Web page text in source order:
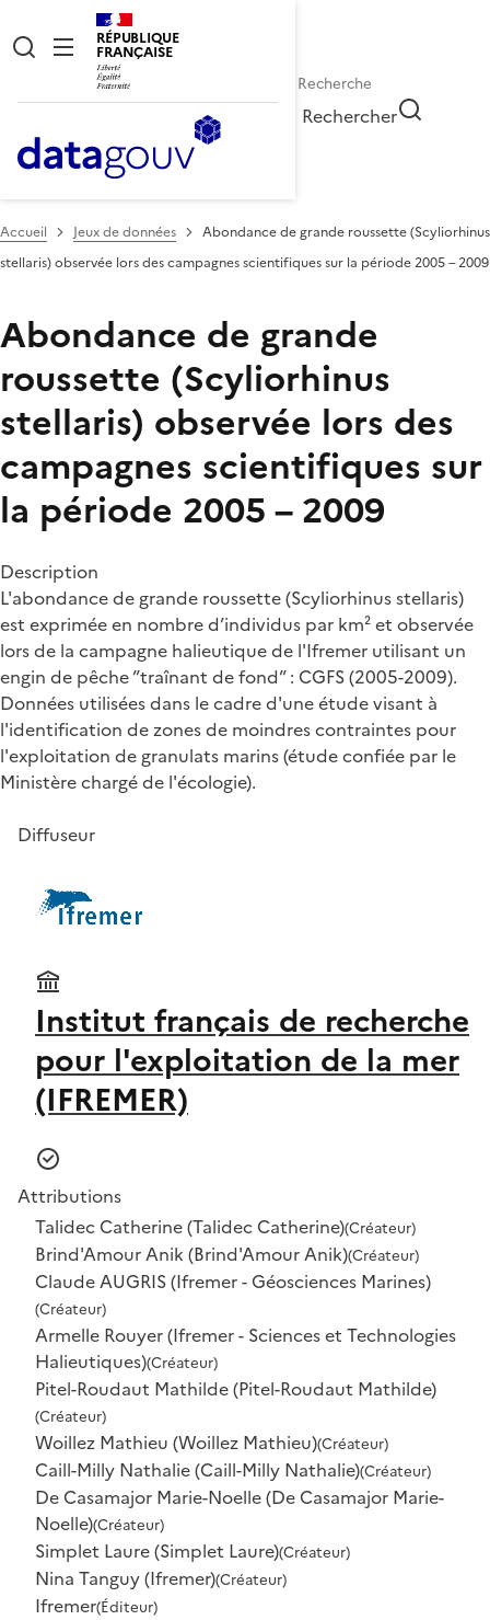
RÉPUBLIQUE
FRANÇAISE
Rechercher
Accueil Jeux de données
Abondance de grande roussette (Scyliorhinus
stellaris) observée lors des campagnes scientifiques sur la période 2005 – 2009
Abondance de grande
roussette (Scyliorhinus
stellaris) observée lors des
campagnes scientifiques sur
la période 2005 – 2009
Description
L'abondance de grande roussette (Scyliorhinus stellaris)
est exprimée en nombre d’individus par km² et observée
lors de la campagne halieutique de l'Ifremer utilisant un
engin de pêche ”traînant de fond” : CGFS (2005-2009).
Données utilisées dans le cadre d'une étude visant à
l'identification de zones de moindres contraintes pour
l'exploitation de granulats marins (étude confiée par le
Ministère chargé de l'écologie).
Diffuseur
Institut français de recherche
pour l'exploitation de la mer
(IFREMER)
Attributions
Talidec Catherine (Talidec Catherine)(Créateur)
Brind'Amour Anik (Brind'Amour Anik)(Créateur)
Claude AUGRIS (Ifremer - Géosciences Marines)
(Créateur)
Armelle Rouyer (Ifremer - Sciences et Technologies
Halieutiques)(Créateur)
Pitel-Roudaut Mathilde (Pitel-Roudaut Mathilde)
(Créateur)
Woillez Mathieu (Woillez Mathieu)(Créateur)
Caill-Milly Nathalie (Caill-Milly Nathalie)(Créateur)
De Casamajor Marie-Noelle (De Casamajor Marie-
Noelle)(Créateur)
Simplet Laure (Simplet Laure)(Créateur)
Nina Tanguy (Ifremer)(Créateur)
Ifremer(Éditeur)